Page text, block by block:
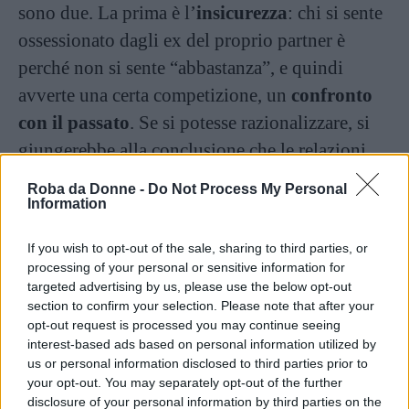
Roba da Donne - Do Not Process My Personal
Information
If you wish to opt-out of the sale, sharing to third parties, or
processing of your personal or sensitive information for
targeted advertising by us, please use the below opt-out
section to confirm your selection. Please note that after your
opt-out request is processed you may continue seeing
interest-based ads based on personal information utilized by
us or personal information disclosed to third parties prior to
your opt-out. You may separately opt-out of the further
disclosure of your personal information by third parties on the
sono due. La prima è l’insicurezza: chi si sente
ossessionato dagli ex del proprio partner è
perché non si sente “abbastanza”, e quindi
avverte una certa competizione, un confronto
con il passato. Se si potesse razionalizzare, si
giungerebbe alla conclusione che le relazioni
passate sono appunto passate, e lo sono per una
serie di ragioni ben specifiche: per questo non
non prevede certo la razionalità.
Continua a leggere dopo la pubblicità
La seconda causa è l’idea del possesso. Questo